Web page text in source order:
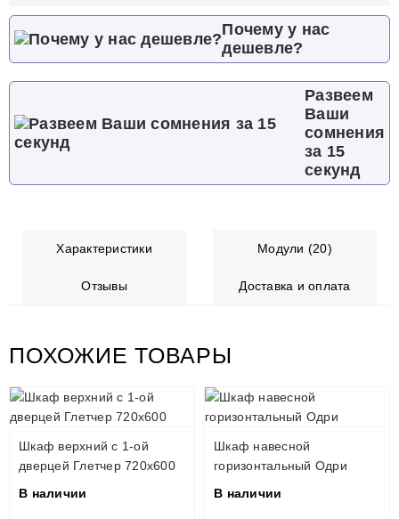
Почему у нас
дешевле?
Развеем
Ваши
сомнения
за 15
секунд
Характеристики Модули (20)
Отзывы Доставка и оплата
ПОХОЖИЕ ТОВАРЫ
Шкаф верхний с 1-ой
дверцей Глетчер 720х600
В наличии
Шкаф навесной
горизонтальный Одри
В наличии